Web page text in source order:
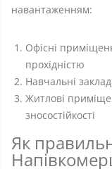
навантаженням:
Офісні
прохідністю
Навчальні
Житлові
зносостійкості
Як